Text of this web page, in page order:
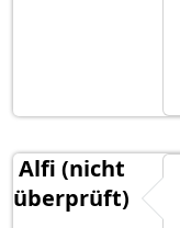
Alfi (nicht
überprüft)